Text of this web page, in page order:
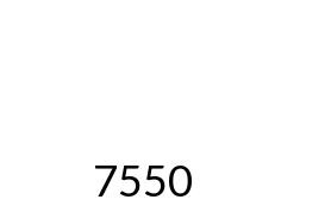
7550